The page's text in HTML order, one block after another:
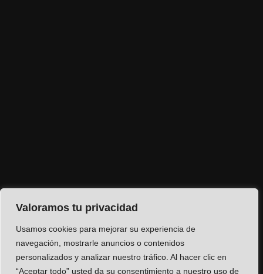
Valoramos tu privacidad
Usamos cookies para mejorar su experiencia de
navegación, mostrarle anuncios o contenidos
personalizados y analizar nuestro tráfico. Al hacer clic en
“Aceptar todo” usted da su consentimiento a nuestro uso de